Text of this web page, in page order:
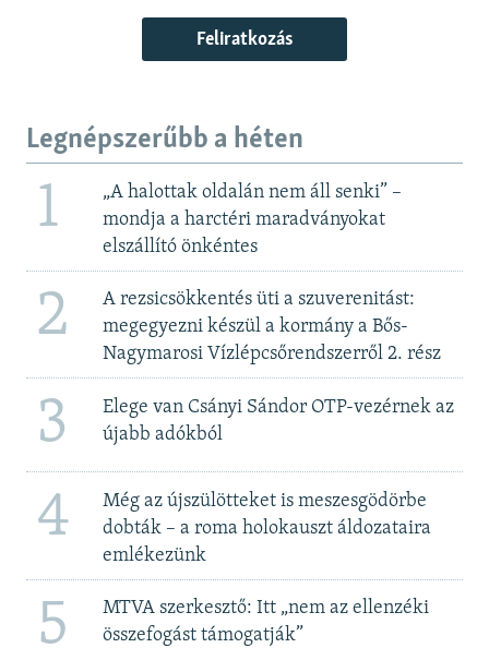
Feliratkozás
Legnépszerűbb a héten
1
„A halottak oldalán nem áll senki” –
mondja a harctéri maradványokat
elszállító önkéntes
2
A rezsicsökkentés üti a szuverenitást:
megegyezni készül a kormány a Bős-
Nagymarosi Vízlépcsőrendszerről 2. rész
3
Elege van Csányi Sándor OTP-vezérnek az
újabb adókból
4
Még az újszülötteket is meszesgödörbe
dobták – a roma holokauszt áldozataira
emlékezünk
5
MTVA szerkesztő: Itt „nem az ellenzéki
összefogást támogatják”